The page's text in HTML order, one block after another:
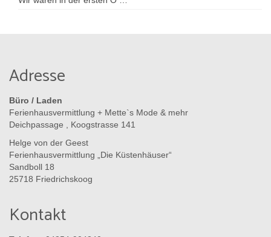
Adresse
Büro / Laden
Ferienhausvermittlung + Mette`s Mode & mehr
Deichpassage , Koogstrasse 141
Helge von der Geest
Ferienhausvermittlung „Die Küstenhäuser“
Sandboll 18
25718 Friedrichskoog
Kontakt